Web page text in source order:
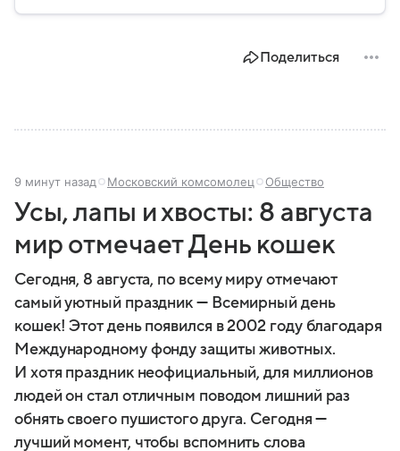
Приднестровье. Вануату и Тувалу — отозвали
правительством и политическими институтами.
Поделиться
9 минут назад Московский комсомолец Общество
Усы, лапы и хвосты: 8 августа
мир отмечает День кошек
Сегодня, 8 августа, по всему миру отмечают
самый уютный праздник — Всемирный день
кошек! Этот день появился в 2002 году благодаря
Международному фонду защиты животных.
И хотя праздник неофициальный, для миллионов
людей он стал отличным поводом лишний раз
обнять своего пушистого друга. Сегодня —
лучший момент, чтобы вспомнить слова